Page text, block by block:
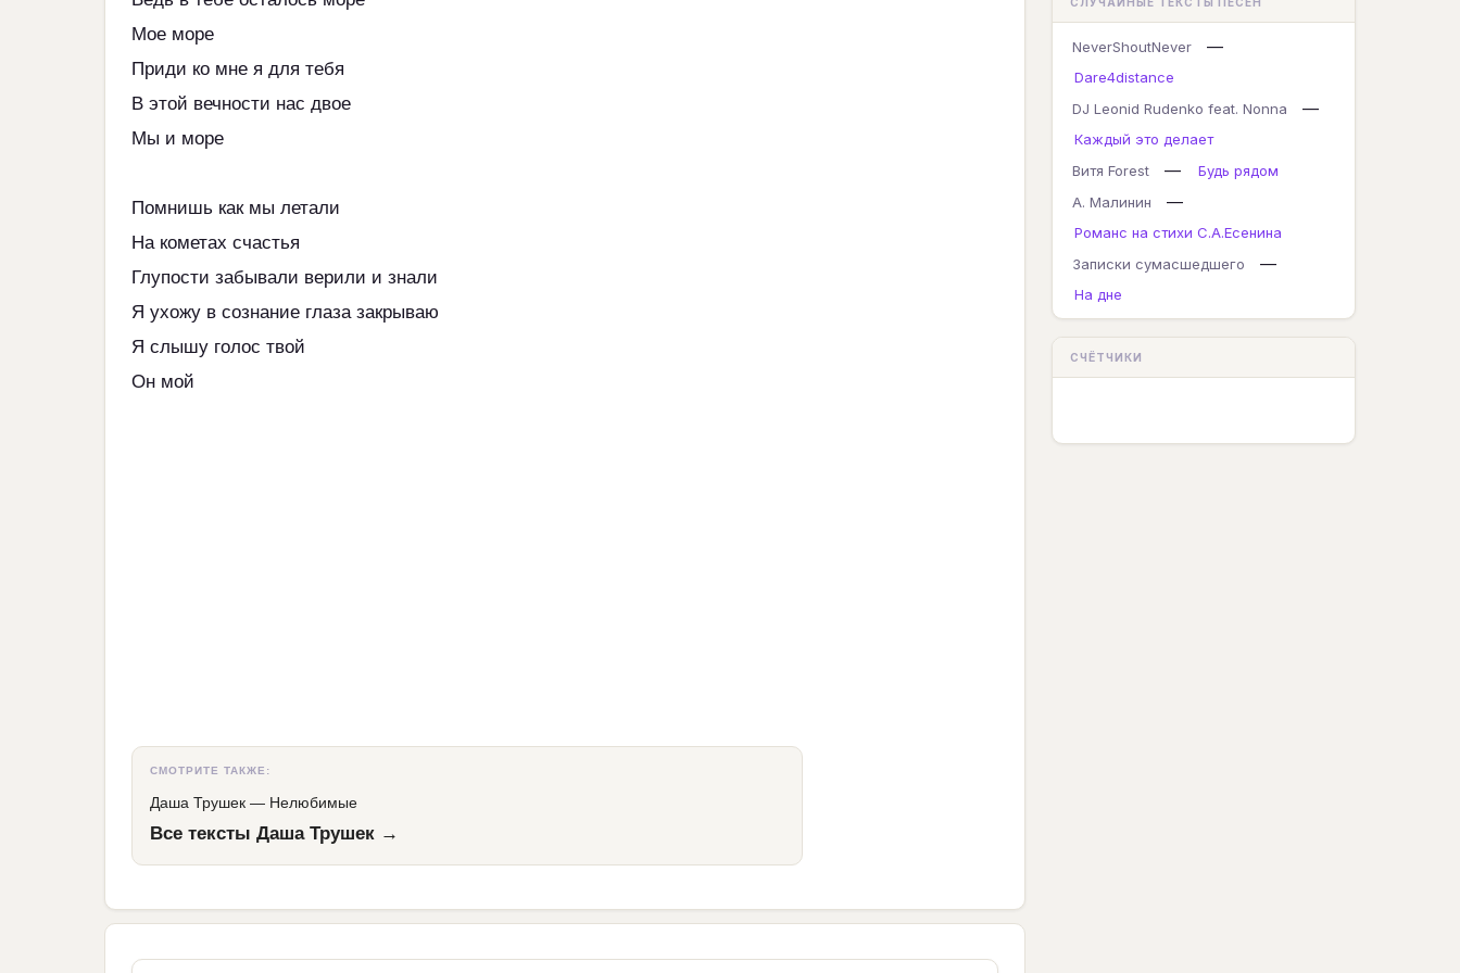
Мое море
Приди ко мне я для тебя
В этой вечности нас двое
Мы и море
Помнишь как мы летали
На кометах счастья
Глупости забывали верили и знали
Я ухожу в сознание глаза закрываю
Я слышу голос твой
Он мой
СМОТРИТЕ ТАКЖЕ:
Даша Трушек — Нелюбимые
Все тексты Даша Трушек →
NeverShoutNever —
Dare4distance
DJ Leonid Rudenko feat. Nonna
—
Каждый это делает
Витя Forest
—
Будь рядом
А. Малинин
—
Романс на стихи С.А.Есенина
Записки сумасшедшего
—
На дне
СЧЁТЧИКИ